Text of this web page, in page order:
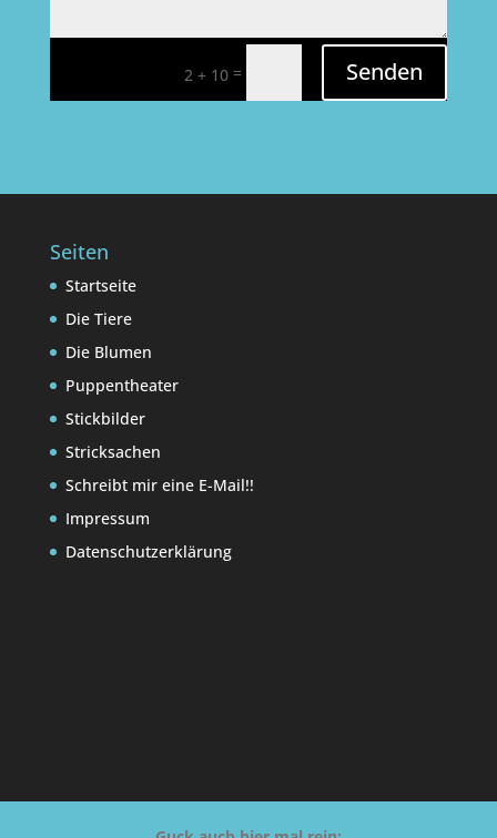
2 + 10 = Senden
Seiten
Startseite
Die Tiere
Die Blumen
Puppentheater
Stickbilder
Stricksachen
Schreibt mir eine E-Mail!!
Impressum
Datenschutzerklärung